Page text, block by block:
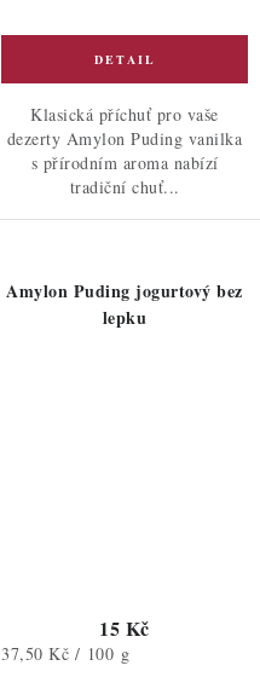
Klasická příchuť pro vaše
dezerty Amylon Puding vanilka
s přírodním aroma nabízí
tradiční chuť...
Amylon Puding jogurtový bez
lepku
15 Kč
Měrná
37,50 Kč / 100 g